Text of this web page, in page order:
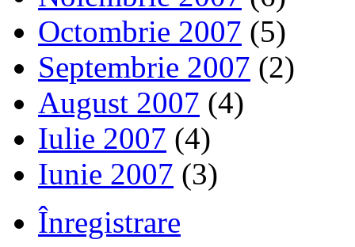
Octombrie 2007 (5)
Septembrie 2007 (2)
August 2007 (4)
Iulie 2007 (4)
Iunie 2007 (3)
Înregistrare